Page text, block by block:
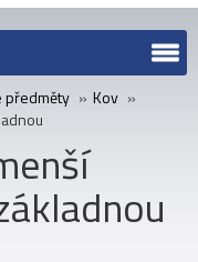
předměty » Kov »